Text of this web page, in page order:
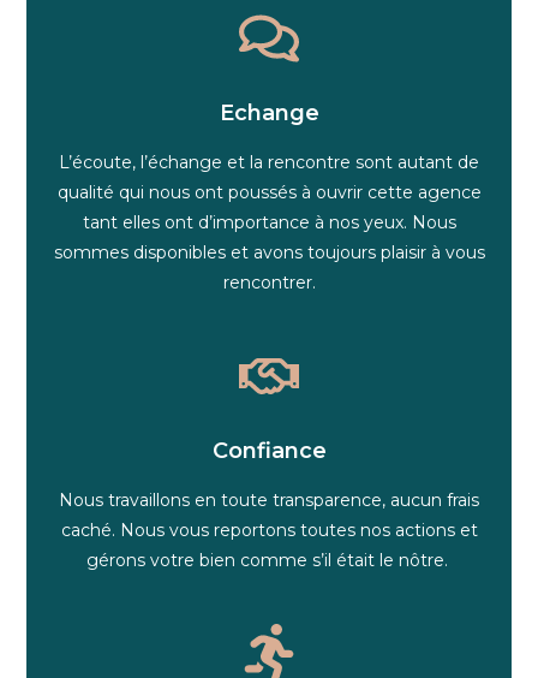
Echange
L’écoute, l’échange et la rencontre sont autant de
qualité qui nous ont poussés à ouvrir cette agence
tant elles ont d’importance à nos yeux. Nous
sommes disponibles et avons toujours plaisir à vous
rencontrer.
Confiance
Nous travaillons en toute transparence, aucun frais
caché. Nous vous reportons toutes nos actions et
gérons votre bien comme s’il était le nôtre.